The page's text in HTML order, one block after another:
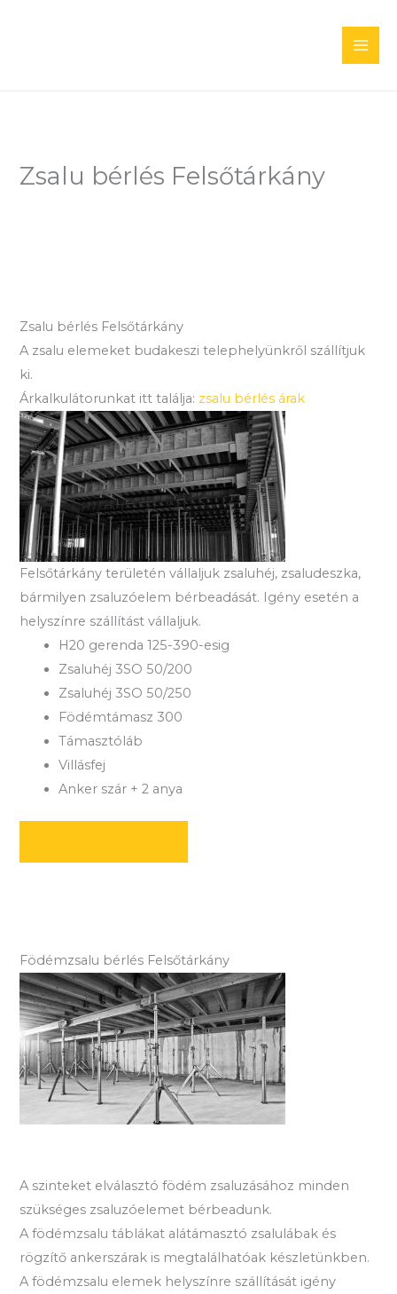
Zsalu bérlés Felsőtárkány
Zsalu bérlés Felsőtárkány
A zsalu elemeket budakeszi telephelyünkről szállítjuk
ki.
Árkalkulátorunkat itt találja: zsalu bérlés árak
Felsőtárkány területén vállaljuk zsaluhéj, zsaludeszka,
bármilyen zsaluzóelem bérbeadását. Igény esetén a
helyszínre szállítást vállaljuk.
H20 gerenda 125-390-esig
Zsaluhéj 3SO 50/200
Zsaluhéj 3SO 50/250
Födémtámasz 300
Támasztóláb
Villásfej
Anker szár + 2 anya
Födémzsalu bérlés Felsőtárkány
A szinteket elválasztó födém zsaluzásához minden
szükséges zsaluzóelemet bérbeadunk.
A födémzsalu táblákat alátámasztó zsalulábak és
rögzítő ankerszárak is megtalálhatóak készletünkben.
A födémzsalu elemek helyszínre szállítását igény